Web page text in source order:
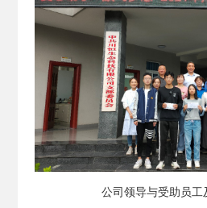
公司领导与受助员工